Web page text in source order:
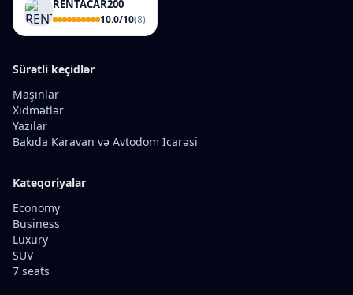
RENTACAR200
10.0/10(8)
Sürətli keçidlər
Maşınlar
Xidmətlər
Yazılar
Bakıda Karavan və Avtodom İcarəsi
Kateqoriyalar
Economy
Business
Luxury
SUV
7 seats